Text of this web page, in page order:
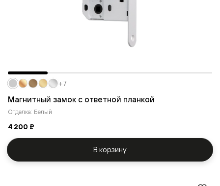
Магнитный замок с ответной планкой
Отделка: Белый
4 200 ₽
+7
В корзину